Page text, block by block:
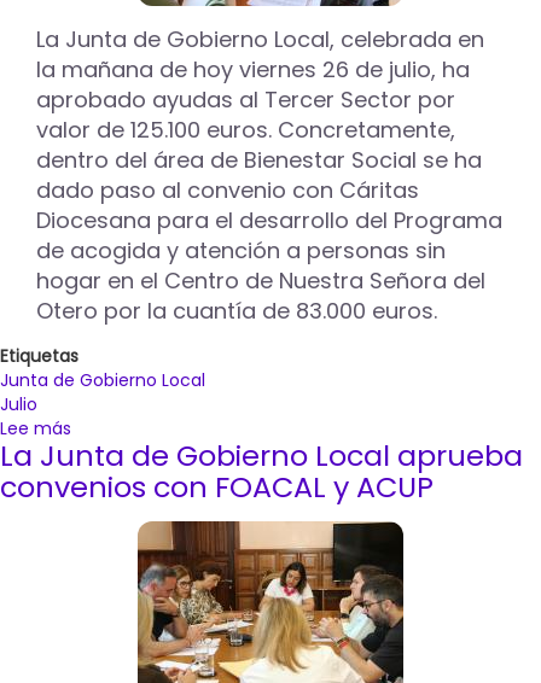
Asociación
de
Libreros
Editores
de
Palencia
La Junta de Gobierno Local, celebrada en
la mañana de hoy viernes 26 de julio, ha
aprobado ayudas al Tercer Sector por
valor de 125.100 euros. Concretamente,
dentro del área de Bienestar Social se ha
dado paso al convenio con Cáritas
Diocesana para el desarrollo del Programa
de acogida y atención a personas sin
hogar en el Centro de Nuestra Señora del
Otero por la cuantía de 83.000 euros.
Etiquetas
Junta de Gobierno Local
Julio
Lee más
El
Ayuntamiento
de
Palencia
aprueba
Gobierno
La Junta de Gobierno Local aprueba
convenios con FOACAL y ACUP